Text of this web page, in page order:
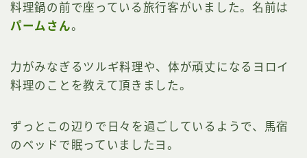
料理鍋の前で座っている旅行客がいました。名前は
パームさん。
力がみなぎるツルギ料理や、体が頑丈になるヨロイ
料理のことを教えて頂きました。
ずっとこの辺りで日々を過ごしているようで、馬宿
のベッドで眠っていましたヨ。